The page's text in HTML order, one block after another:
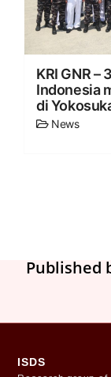
KRI GNR
Indonesia
di
News
Published
ISDS